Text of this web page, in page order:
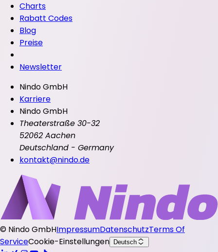
Charts
Rabatt Codes
Blog
Preise
Newsletter
Nindo GmbH
Karriere
Nindo GmbH
Theaterstraße 30-32
52062 Aachen
Deutschland - Germany
kontakt@nindo.de
© Nindo GmbHImpressumDatenschutzTerms Of
ServiceCookie-Einstellungen Deutsch